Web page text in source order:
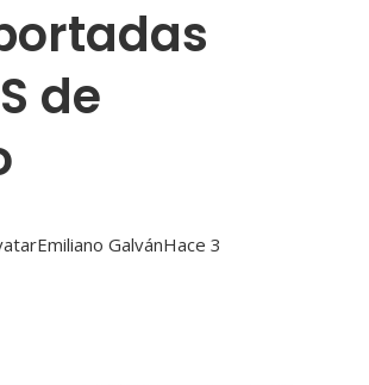
de
Emiliano GalvánHace 3